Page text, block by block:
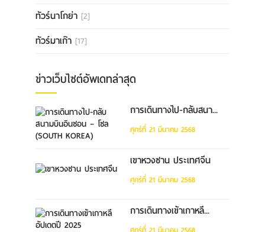
ทัวร์นาโกย่า [2]
ทัวร์มาเก๊า [17]
ข่าวเว็บไซต์อัพเดทล่าสุด
การเดินทางไป-กลับสนา...
ศุกร์ที่ 21 มีนาคม 2568
เขาหวงซาน ประเทศจีน
ศุกร์ที่ 21 มีนาคม 2568
การเดินทางเข้าเกาหลี...